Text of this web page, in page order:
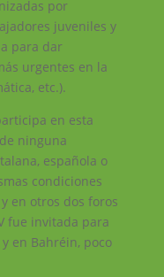
por
juveniles y
para dar
urgentes en la
etc.).
en esta
ninguna
española o
condiciones
en otros dos foros
fue invitada para
en Bahréin, poco